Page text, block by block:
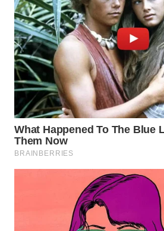
BOROBUDUR
WN
MADURA
WN
SURABAYA
WN
NATUNA
WN